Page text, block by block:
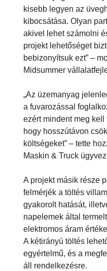
kisebb legyen az
kibocsátása. Olyan
akivel lehet számolni
projekt lehetőséget
bebizonyítsuk ezt” –
Midsummer
„Az üzemanyag
a fuvarozással
ezért mindent meg
hogy hosszútávon
költségeket” – tette
Maskin & Truck
A projekt másik része
felmérjék a töltés
gyakorolt hatását,
napelemek által
elektromos áram
A kétirányú töltés
egyértelmű, és a
áll rendelkezésre.